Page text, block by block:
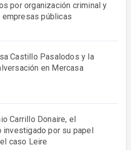
por organización criminal y
empresas públicas
Castillo Pasalodos y la
en Mercasa
Carrillo Donaire, el
investigado por su papel
caso Leire